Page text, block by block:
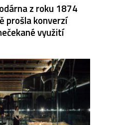
z roku 1874
prošla konverzí
využití